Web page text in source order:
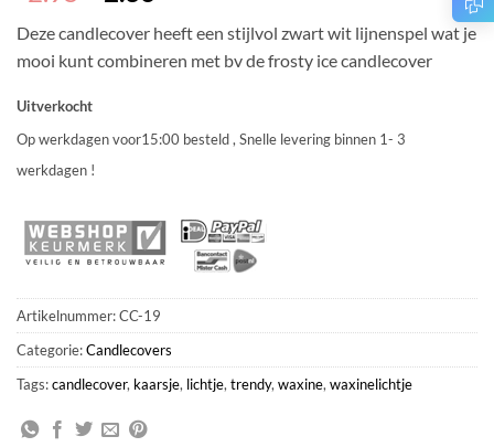
was:
€2.95.
is:
€2.36.
Deze candlecover heeft een stijlvol zwart wit lijnenspel wat je
mooi kunt combineren met bv de frosty ice candlecover
Uitverkocht
Op werkdagen voor15:00 besteld , Snelle levering binnen 1- 3
werkdagen !
Artikelnummer:CC-19
Categorie:Candlecovers
Tags:candlecover, kaarsje, lichtje, trendy, waxine, waxinelichtje